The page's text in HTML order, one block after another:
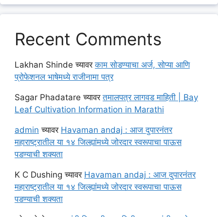
Recent Comments
Lakhan Shinde च्यावरकाम सोडण्याचा अर्ज, सोप्या आणि
प्रोफेशनल भाषेमध्ये राजीनामा पत्र
Sagar Phadatare च्यावरतमालपत्र लागवड माहिती | Bay
Leaf Cultivation Information in Marathi
admin च्यावर Havaman andaj : आज दुपारनंतर
महाराष्ट्रातील या १४ जिल्ह्यांमध्ये जोरदार स्वरूपाचा पाऊस
पडण्याची शक्यता
K C Dushing च्यावर Havaman andaj : आज दुपारनंतर
महाराष्ट्रातील या १४ जिल्ह्यांमध्ये जोरदार स्वरूपाचा पाऊस
पडण्याची शक्यता